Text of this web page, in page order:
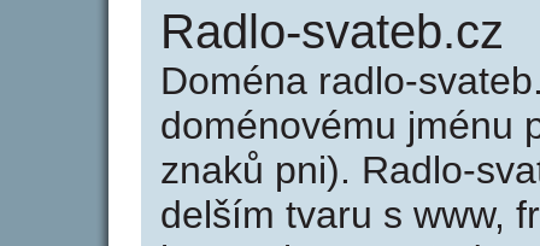
Radlo-svateb.cz
Doména radlo-
doménovému jménu
znaků pni). Radlo-
delším tvaru s www,